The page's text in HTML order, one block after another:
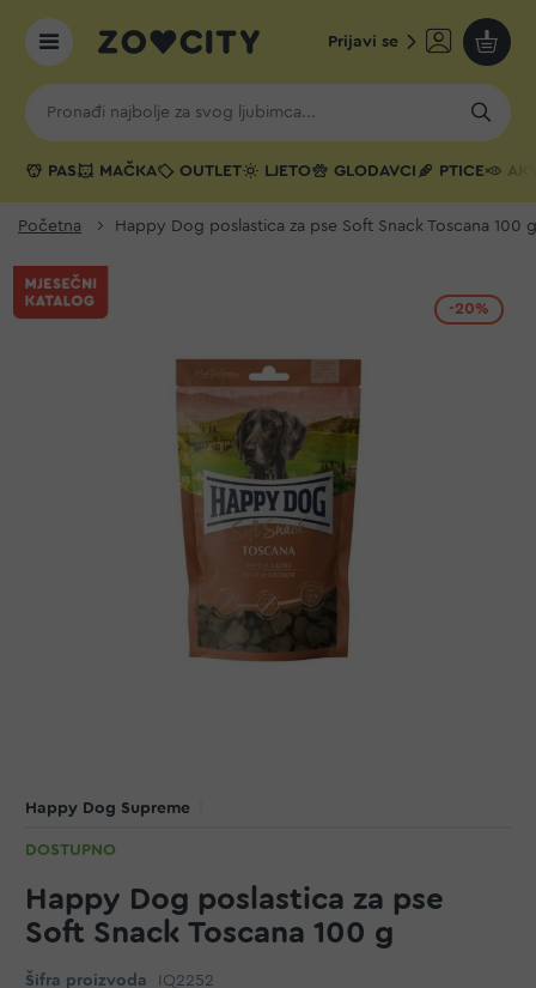
Prijavi se
Moja
PAS MAČKA OUTLET LJETO GLODAVCI PTICE
Početna Happy Dog poslastica za pse Soft Snack Toscana 100 g
-20%
Happy Dog Supreme
DOSTUPNO
Happy Dog poslastica za pse
Soft Snack Toscana 100 g
Šifra proizvoda IQ2252